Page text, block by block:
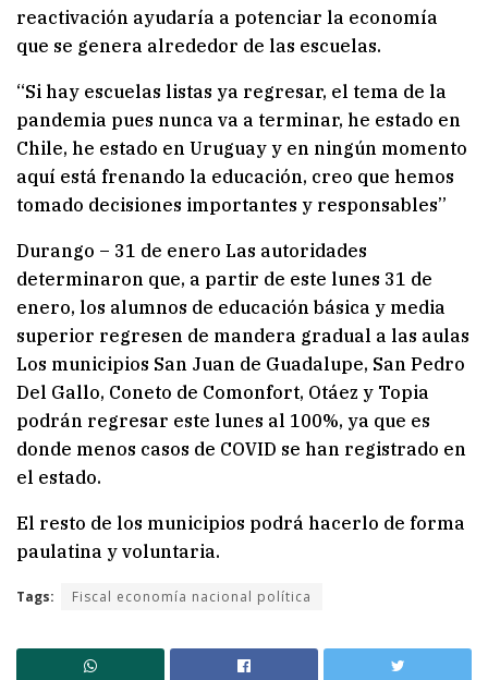
reactivación ayudaría a potenciar la economía
que se genera alrededor de las escuelas.
“Si hay escuelas listas ya regresar, el tema de la
pandemia pues nunca va a terminar, he estado en
Chile, he estado en Uruguay y en ningún momento
aquí está frenando la educación, creo que hemos
tomado decisiones importantes y responsables”
Durango – 31 de enero Las autoridades
determinaron que, a partir de este lunes 31 de
enero, los alumnos de educación básica y media
superior regresen de mandera gradual a las aulas
Los municipios San Juan de Guadalupe, San Pedro
Del Gallo, Coneto de Comonfort, Otáez y Topia
podrán regresar este lunes al 100%, ya que es
donde menos casos de COVID se han registrado en
el estado.
El resto de los municipios podrá hacerlo de forma
paulatina y voluntaria.
Tags: Fiscal economía nacional política